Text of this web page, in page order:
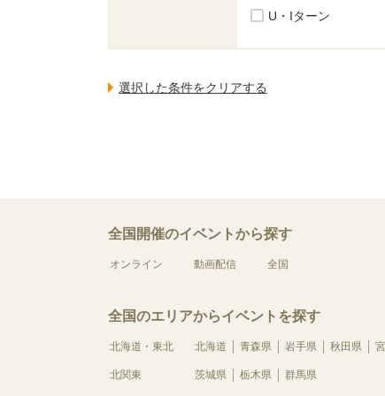
U・Iターン
全国開催のイベントから探す
オンライン 動画配信 全国
全国のエリアからイベントを探す
北海道・東北 北海道 青森県 岩手県 秋田県
北関東 茨城県 栃木県 群馬県